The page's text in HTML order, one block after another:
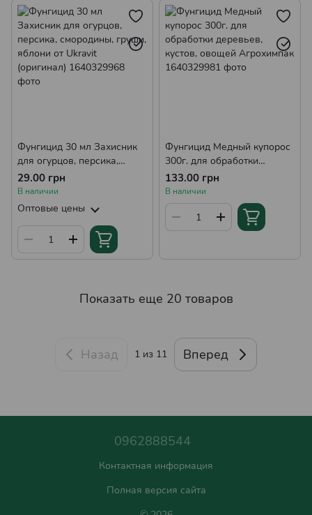
Фунгицид 30 мл Захисник
для огурцов, персика,
смородины, груши, яблони
от Ukravit (оригинал)
29.00 грн
В наличии
Оптовые цены
Фунгицид Медный купорос
300г. для обработки
деревьев, кустов, овощей
Агрохимпак
133.00 грн
В наличии
Показать еще 20 товаров
Назад 1 из 11 Вперед
0962888544
Контактная информация
Полная версия сайта